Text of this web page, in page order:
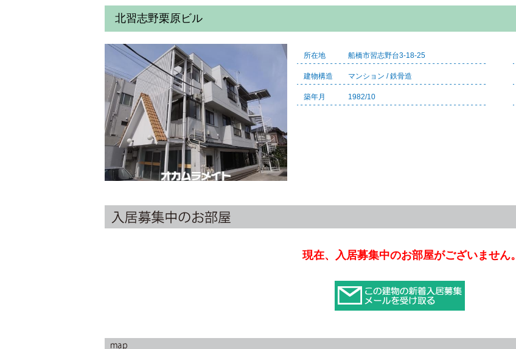
北習志野栗原ビル
所在地 船橋市習志野台3-18-25
建物構造 マンション / 鉄骨造
築年月 1982/10
現在、入居募集中のお部屋がございません。